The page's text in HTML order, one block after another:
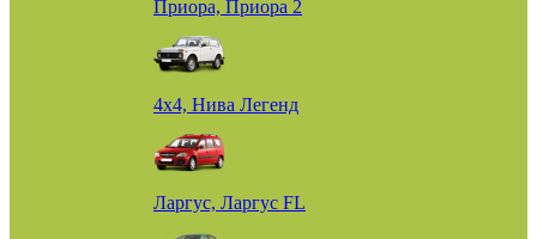
Приора, Приора 2
4х4, Нива Легенд
Ларгус, Ларгус FL